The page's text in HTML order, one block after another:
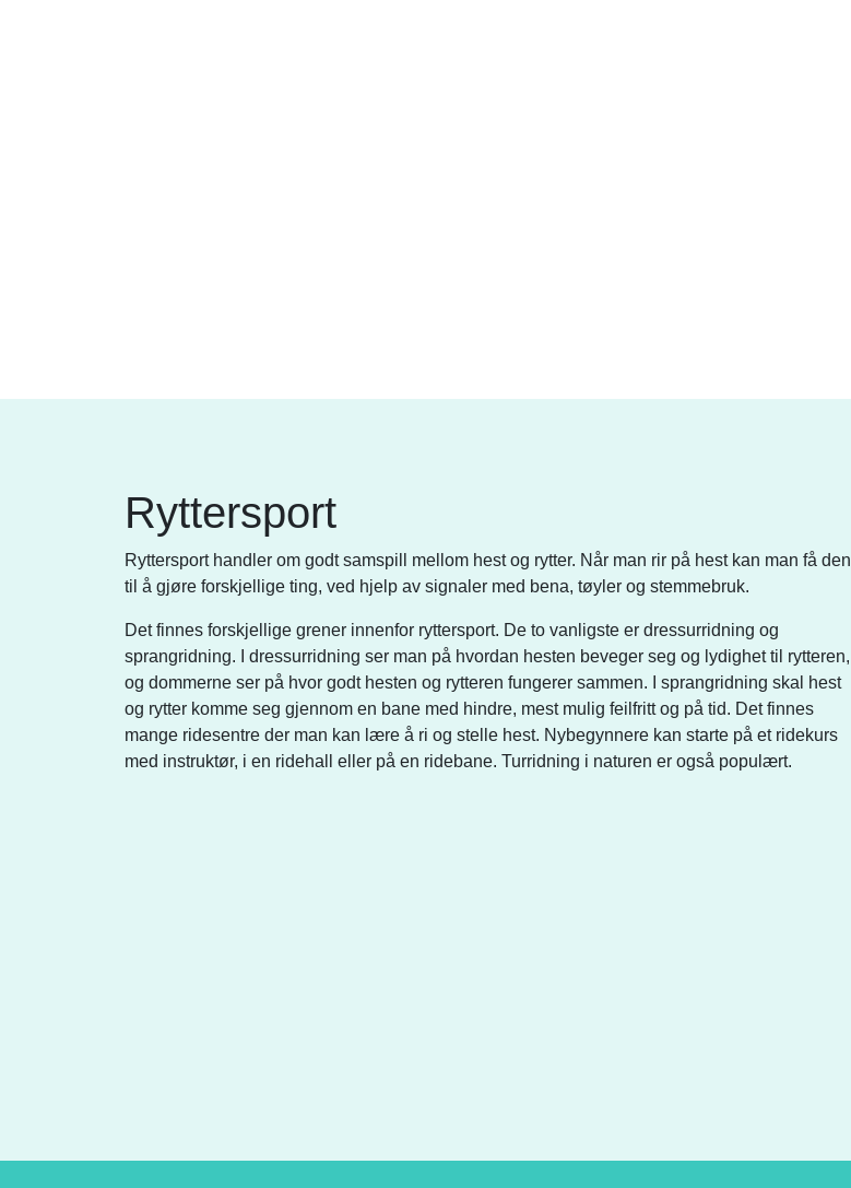
Ryttersport
Ryttersport handler om godt samspill mellom hest og rytter. Når man rir på hest kan man få den
til å gjøre forskjellige ting, ved hjelp av signaler med bena, tøyler og stemmebruk.
Det finnes forskjellige grener innenfor ryttersport. De to vanligste er dressurridning og
sprangridning. I dressurridning ser man på hvordan hesten beveger seg og lydighet til rytteren,
og dommerne ser på hvor godt hesten og rytteren fungerer sammen. I sprangridning skal hest
og rytter komme seg gjennom en bane med hindre, mest mulig feilfritt og på tid. Det finnes
mange ridesentre der man kan lære å ri og stelle hest. Nybegynnere kan starte på et ridekurs
med instruktør, i en ridehall eller på en ridebane. Turridning i naturen er også populært.